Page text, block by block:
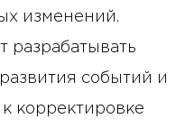
изменений.
разрабатывать
событий и
корректировке